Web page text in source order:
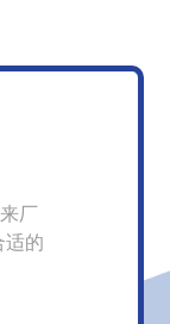
厂
适的